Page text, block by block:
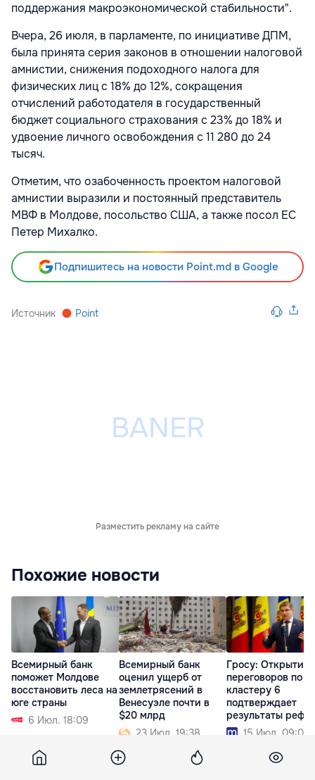
поддержания макроэкономической стабильности".
Вчера, 26 июля, в парламенте, по инициативе ДПМ,
была принята серия законов в отношении налоговой
амнистии, снижения подоходного налога для
физических лиц с 18% до 12%, сокращения
отчислений работодателя в государственный
бюджет социального страхования с 23% до 18% и
удвоение личного освобождения с 11 280 до 24
тысяч.
Отметим, что озабоченность проектом налоговой
амнистии выразили и постоянный представитель
МВФ в Молдове, посольство США, а также посол ЕС
Петер Михалко.
Подпишитесь на новости Point.md в Google
Источник Point
Разместить рекламу на сайте
Похожие новости
Всемирный банк
поможет Молдове
восстановить леса на
юге страны
6 Июл. 18:09
Всемирный банк
оценил ущерб от
землетрясений в
Венесуэле почти в
$20 млрд
23 Июл. 19:38
Гросу: Открытие
переговоров по
кластеру 6
подтверждает
результаты
15 Июл. 09:08